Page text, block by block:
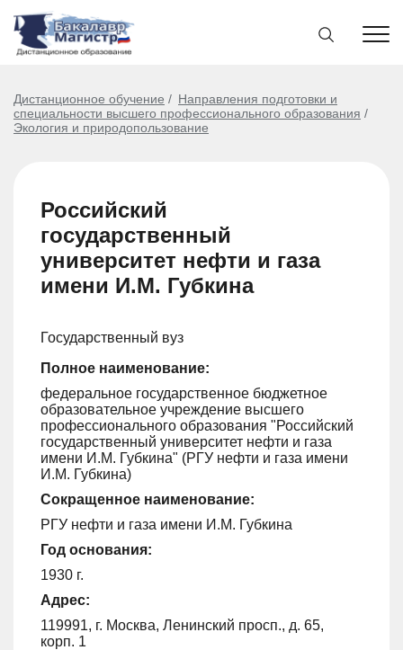
Дистанционное обучение
Направления подготовки и
специальности высшего профессионального образования
Экология и природопользование
Российский
государственный
университет нефти и газа
имени И.М. Губкина
Государственный вуз
Полное наименование:
федеральное государственное бюджетное
образовательное учреждение высшего
профессионального образования "Российский
государственный университет нефти и газа
имени И.М. Губкина" (РГУ нефти и газа имени
И.М. Губкина)
Сокращенное наименование:
РГУ нефти и газа имени И.М. Губкина
Год основания:
1930 г.
Адрес:
119991, г. Москва, Ленинский просп., д. 65,
корп. 1